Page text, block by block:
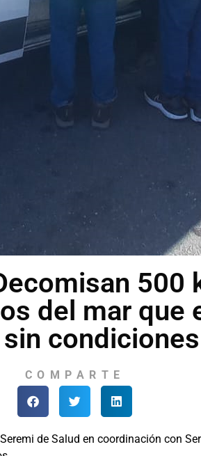
500
del mar que
COMPARTE
de Salud en coordinación con